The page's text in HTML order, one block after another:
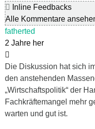
Inline Feedbacks
Alle Kommentare
fatherted
2 Jahre her
Die Diskussion hat sich
den anstehenden
„Wirtschaftspolitik“ der
Fachkräftemangel mehr
warten und gut ist.